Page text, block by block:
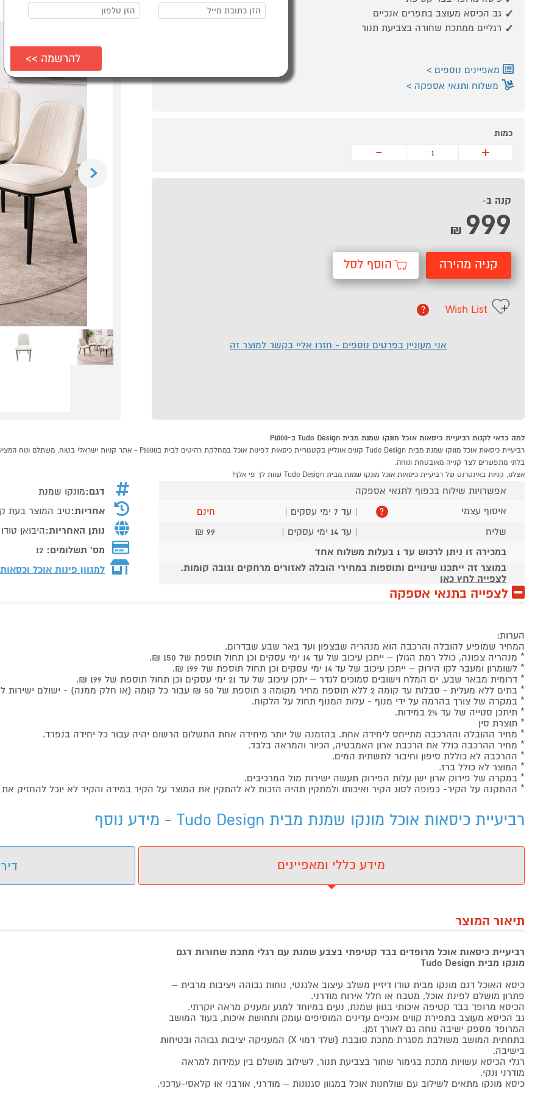
Previous
גב הכיסא מעוצב בתפרים אנכיים
רגליים ממתכת שחורה בצביעת תנור
מאפיינים נוספים
משלוח ותנאי אספקה
כמות
+
-
קנה ב-
999
₪
קניה מהירה הוסף לסל
Wish List
?
אני מעוניין בפרטים נוספים - חזרו אליי בקשר למוצר זה
למה כדאי לקנות רביעיית כיסאות אוכל מונקו שמנת מבית Tudo Design ב-P1000
בלתי מתפשרים לצד קנייה מאובטחת ונוחה.
אצלנו, קניות באינטרנט של רביעיית כיסאות אוכל מונקו שמנת מבית Tudo Design שוות לך פי אלף!
אפשרויות שילוח בכפוף לתנאי אספקה
איסוף עצמי
? | עד 7 ימי עסקים |
חינם
שליח
| עד 14 ימי עסקים |
99 ₪
במכירה זו ניתן לרכוש עד 1 בעלות משלוח אחד
במוצר זה ייתכנו שינויים ותוספות במחירי הובלה לאזורים מרחקים וגובה קומות.
לצפייה לחץ כאן
דגם:מונקו שמנת
אחריות:טיב המוצר בעת
נותן האחריות:היבואן טודו
מס' תשלומים: 12
למגוון פינות אוכל
לצפייה בתנאי אספקה
הערות:
המחיר שמופיע להובלה והרכבה הוא מנהריה שבצפון ועד באר שבע שבדרום.
* מנהריה צפונה, כולל רמת הגולן – ייתכן עיכוב של עד 14 ימי עסקים וכן תחול תוספת של 150 ₪.
* לשומרון ומעבר לקו הירוק – ייתכן עיכוב של עד 14 ימי עסקים וכן תחול תוספת של 199 ₪.
* דרומית מבאר שבע, ים המלח וישובים סמוכים לגדר – יתכן עיכוב של עד 21 ימי עסקים וכן תחול תוספת של 199 ₪.
* בתים ללא מעלית - סבלות עד קומה 2 ללא תוספת מחיר מקומה 3 תוספת של 50 ₪ עבור כל קומה (או חלק ממנה) - ישולם ישירות למוביל.
* במקרה של צורך בהרמה על ידי מנוף - עלות המנוף תחול על הלקוח.
* תיתכן סטייה של עד 2% במידות.
* תוצרת סין
* מחיר ההובלה וההרכבה מתייחס ליחידה אחת. בהזמנה של יותר מיחידה אחת התשלום הרשום יהיה עבור כל יחידה בנפרד.
* מחיר ההרכבה כולל את הרכבת ארון האמבטיה, הכיור והמראה בלבד.
* ההרכבה לא כוללת סיפון וחיבור לתשתית המים.
* המוצר לא כולל ברז.
* במקרה של פירוק ארון ישן עלות הפירוק תעשה ישירות מול המרכיבים.
* ההתקנה על הקיר- כפופה לסוג הקיר ואיכותו ולמתקין תהיה הזכות לא להתקין את המוצר על הקיר במידה והקיר לא יוכל להחזיק את
רביעיית כיסאות אוכל מונקו שמנת מבית Tudo Design - מידע נוסף
מידע כללי ומאפיינים
תיאור המוצר
רביעיית כיסאות אוכל מרופדים בבד קטיפתי בצבע שמנת עם רגלי מתכת שחורות דגם
מונקו מבית Tudo Design
כיסא האוכל דגם מונקו מבית טודו דיזיין משלב עיצוב אלגנטי, נוחות גבוהה ויציבות מרבית –
פתרון מושלם לפינת אוכל, מטבח או חלל אירוח מודרני.
הכיסא מרופד בבד קטיפה איכותי בגוון שמנת, נעים במיוחד למגע ומעניק מראה יוקרתי.
גב הכיסא מעוצב בתפירת קווים אנכיים עדינים המוסיפים עומק ותחושת איכות, בעוד המושב
המרופד מספק ישיבה נוחה גם לאורך זמן.
בתחתית המושב משולבת מסגרת מתכת סובבת (שלד דמוי X) המעניקה יציבות גבוהה ובטיחות
בישיבה.
רגלי הכיסא עשויות מתכת בגימור שחור בצביעת תנור, לשילוב מושלם בין עמידות למראה
מודרני ונקי.
כיסא מונקו מתאים לשילוב עם שולחנות אוכל במגוון סגנונות – מודרני, אורבני או קלאסי-עדכני.